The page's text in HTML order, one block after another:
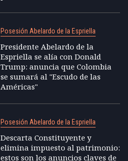
Posesión Abelardo de la Espriella
Presidente Abelardo de la
Espriella se alía con Donald
Trump: anuncia que Colombia
se sumará al "Escudo de las
Américas"
Posesión Abelardo de la Espriella
Descarta Constituyente y
elimina impuesto al patrimonio:
estos son los anuncios claves de